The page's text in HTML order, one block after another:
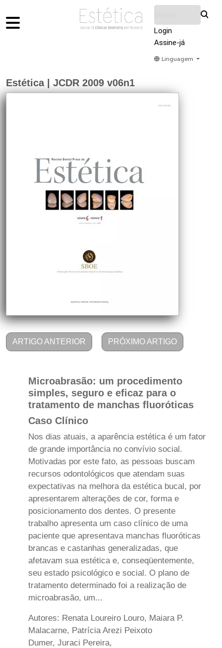
Login
Assine-já
Linguagem
Sobre Nós
Estética | JCDR 2009 v06n1
ARTIGO ANTERIOR PRÓXIMO ARTIGO
Microabrasão: um procedimento
simples, seguro e eficaz para o
tratamento de manchas fluoróticas
Caso Clínico
Nos dias atuais, a aparência estética é um fator
de grande importância no convívio social.
Motivadas por este fato, as pessoas buscam
recursos odontológicos que atendam suas
expectativas na melhora da estética bucal, por
apresentarem alterações de cor, forma e
posicionamento dos dentes. O presente
trabalho apresenta um caso clínico de uma
paciente que apresentava manchas fluoróticas
brancas e castanhas generalizadas, que
afetavam sua estética e, conseqüentemente,
seu estado psicológico e social. O plano de
tratamento determinado foi a realização de
microabrasão, um...
Autores: Renata Loureiro Louro, Maiara P.
Malacarne, Patrícia Arezi Peixoto
Dumer, Juraci Pereira,